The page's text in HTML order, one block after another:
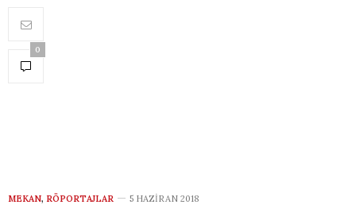
0
MEKAN, RÖPORTAJLAR 5 HAZIRAN 2018